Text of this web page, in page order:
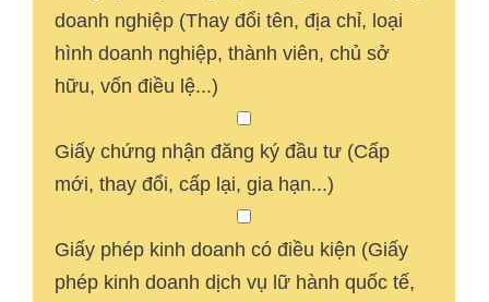
doanh nghiệp (Thay đổi tên, địa chỉ, loại
hình doanh nghiệp, thành viên, chủ sở
hữu, vốn điều lệ...)
Giấy chứng nhận đăng ký đầu tư (Cấp
mới, thay đổi, cấp lại, gia hạn...)
Giấy phép kinh doanh có điều kiện (Giấy
phép kinh doanh dịch vụ lữ hành quốc tế,